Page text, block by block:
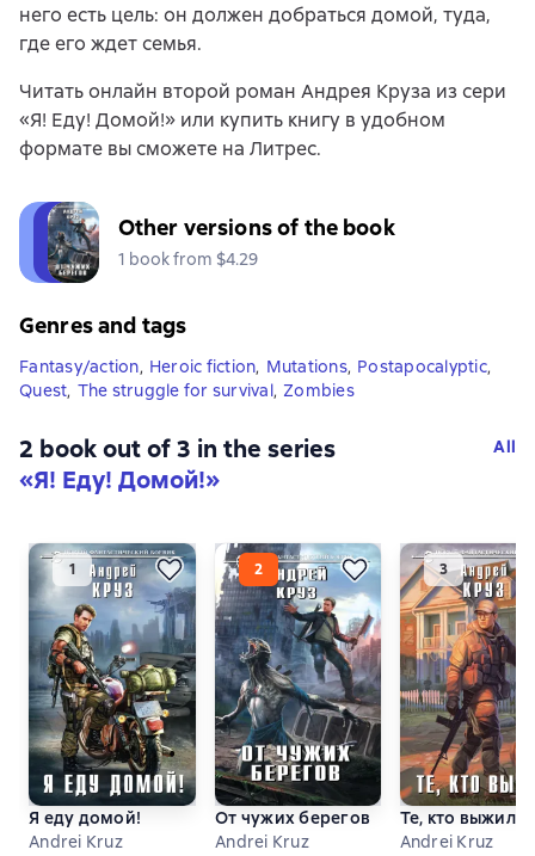
него есть цель: он должен добраться домой, туда,
где его ждет семья.
Читать онлайн второй роман Андрея Круза из сери
«Я! Еду! Домой!» или купить книгу в удобном
формате вы сможете на Литрес.
Other versions of the book
1 book from $4.29
Genres and tags
Fantasy/action, Heroic fiction, Mutations, Postapocalyptic,
Quest, The struggle for survival, Zombies
2 book out of 3 in the series
«Я! Еду! Домой!»
All
Я еду домой!
Andrei Kruz
От чужих берегов
Andrei Kruz
Те, кто выжил
Andrei Kruz